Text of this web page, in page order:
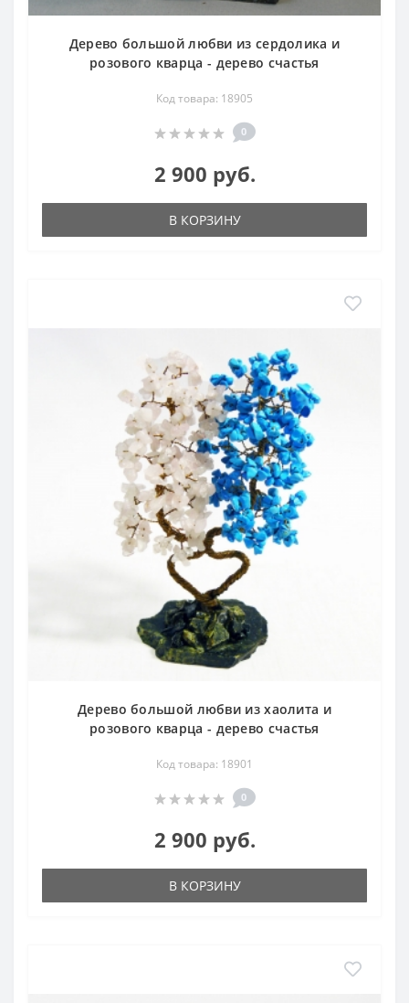
Дерево большой любви из сердолика и
розового кварца - дерево счастья
Код товара: 18905
0
2 900 руб.
В КОРЗИНУ
Дерево большой любви из хаолита и
розового кварца - дерево счастья
Код товара: 18901
0
2 900 руб.
В КОРЗИНУ